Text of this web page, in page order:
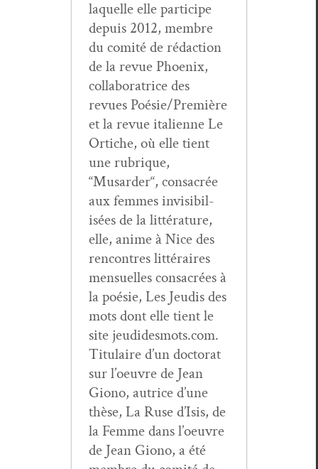
laque­lle elle par­ticipe
depuis 2012, mem­bre
du comité de rédac­tion
de la revue Phoenix,
col­lab­o­ra­trice des
revues Poésie/Première
et la revue ital­i­enne Le
Ortiche, où elle tient
une rubrique,
“Musarder“, con­sacrée
aux femmes invis­i­bil­
isées de la lit­téra­ture,
elle, ani­me à Nice des
ren­con­tres lit­téraires
men­su­elles con­sacrées à
la poésie, Les Jeud­is des
mots dont elle tient le
site jeudidesmots.com.
Tit­u­laire d’un doc­tor­at
sur l’oeu­vre de Jean
Giono, autrice d’une
thèse, La Ruse d’I­sis, de
la Femme dans l’oeu­vre
de Jean Giono, a été